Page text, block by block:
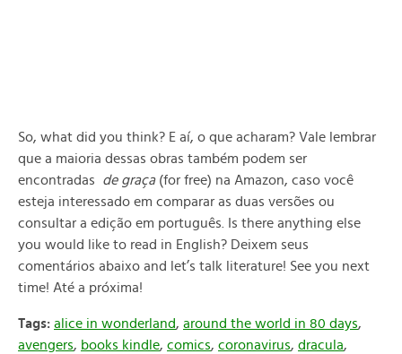
So, what did you think? E aí, o que acharam? Vale lembrar
que a maioria dessas obras também podem ser
encontradas de graça(for free) na Amazon, caso você
esteja interessado em comparar as duas versões ou
consultar a edição em português. Is there anything else
you would like to read in English? Deixem seus
comentários abaixo and let’s talk literature! See you next
time! Até a próxima!
Tags: alice in wonderland, around the world in 80 days,
avengers, books kindle, comics, coronavirus, dracula,